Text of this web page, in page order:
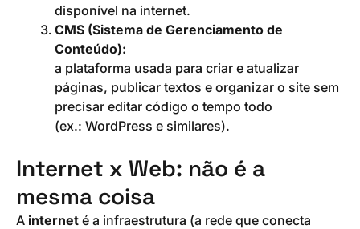
disponível na internet.
CMS (Sistema de Gerenciamento de
Conteúdo):
a plataforma usada para criar e atualizar
páginas, publicar textos e organizar o site sem
precisar editar código o tempo todo
(ex.: WordPress e similares).
Internet x Web: não é a
mesma coisa
A internet é a infraestrutura (a rede que conecta